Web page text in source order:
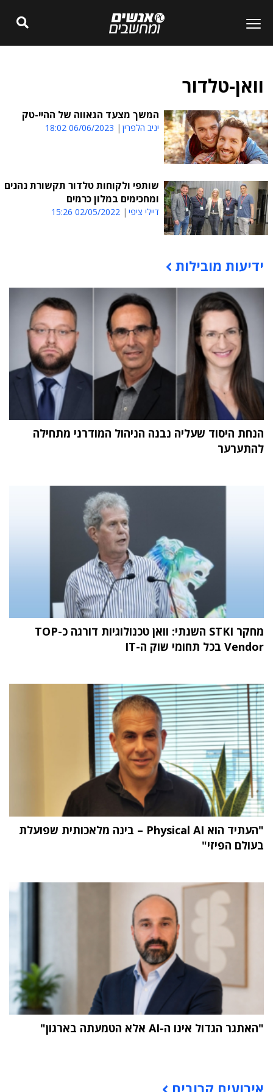
וואן-טלדור
המשך מצעד הגאווה של ההיי-טק
יניב הלפרין 06/06/2023 18:02
שותפי ולקוחות טלדור תקשורת נהנים
ומחכימים במלון כרמים
דיילי ציפי 02/05/2022 15:26
תוכן פרסומי
ידיעות מובילות
הנחת היסוד שעליה נבנה הניהול המודרני מתחילה
להתערער
מחקר STKI השנתי: וואן טכנולוגיות דורגה כ-TOP
Vendor בכל תחומי שוק ה-IT
"העתיד הוא Physical AI – בינה מלאכותית שפועלת
בעולם הפיזי"
"האתגר הגדול אינו ה-AI אלא הטמעתה בארגון"
אירועים קרובים